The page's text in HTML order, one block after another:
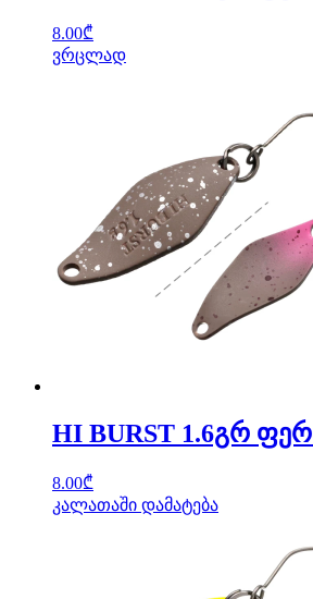
8.00₾
ვრცლად
HI BURST 1.6გრ
8.00₾
კალათაში დამატება